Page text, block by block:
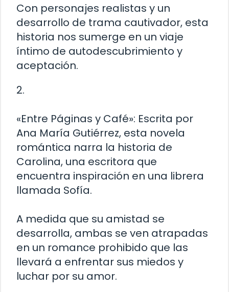
Con personajes realistas y un
desarrollo de trama cautivador, esta
historia nos sumerge en un viaje
íntimo de autodescubrimiento y
aceptación.
2.
«Entre Páginas y Café»: Escrita por
Ana María Gutiérrez, esta novela
romántica narra la historia de
Carolina, una escritora que
encuentra inspiración en una librera
llamada Sofía.
A medida que su amistad se
desarrolla, ambas se ven atrapadas
en un romance prohibido que las
llevará a enfrentar sus miedos y
luchar por su amor.